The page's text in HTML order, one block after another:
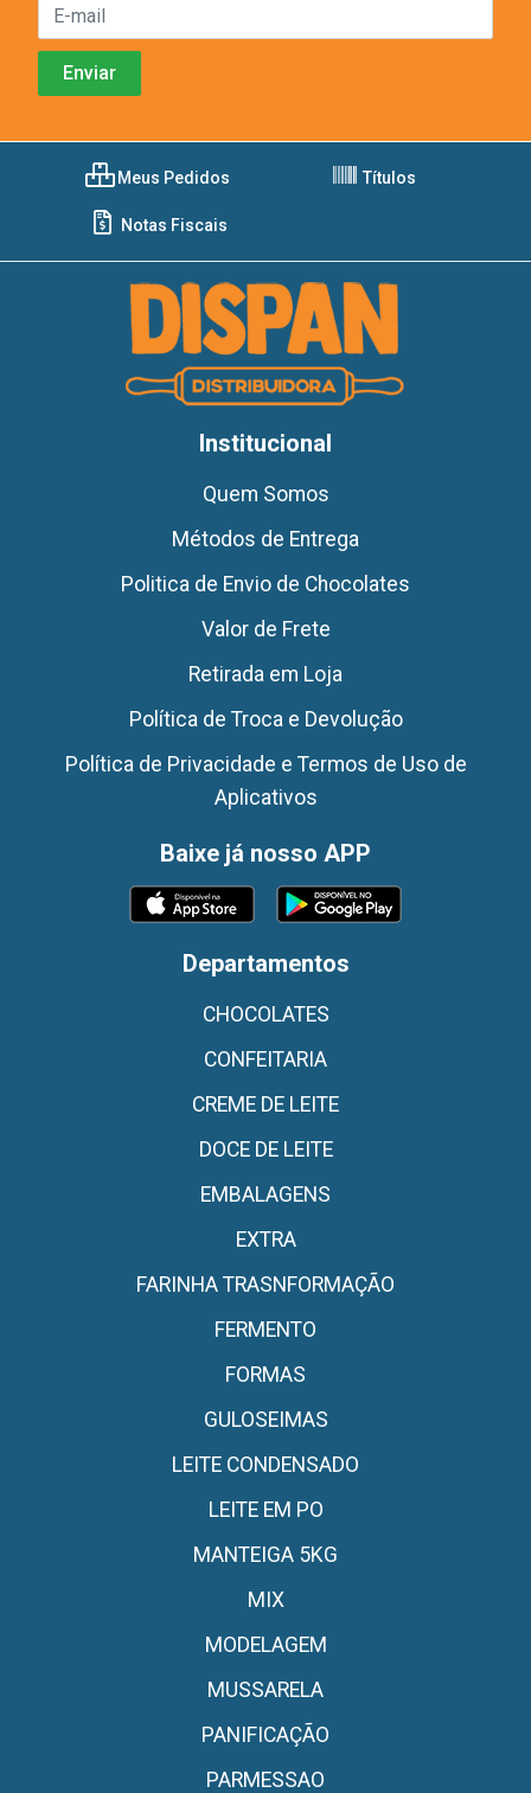
Meus Pedidos Títulos
Notas Fiscais
Institucional
Quem Somos
Métodos de Entrega
Politica de Envio de Chocolates
Valor de Frete
Retirada em Loja
Política de Troca e Devolução
Política de Privacidade e Termos de Uso de
Aplicativos
Baixe já nosso APP
Departamentos
CHOCOLATES
CONFEITARIA
CREME DE LEITE
DOCE DE LEITE
EMBALAGENS
EXTRA
FARINHA TRASNFORMAÇÃO
FERMENTO
FORMAS
GULOSEIMAS
LEITE CONDENSADO
LEITE EM PO
MANTEIGA 5KG
MIX
MODELAGEM
MUSSARELA
PANIFICAÇÃO
PARMESSAO